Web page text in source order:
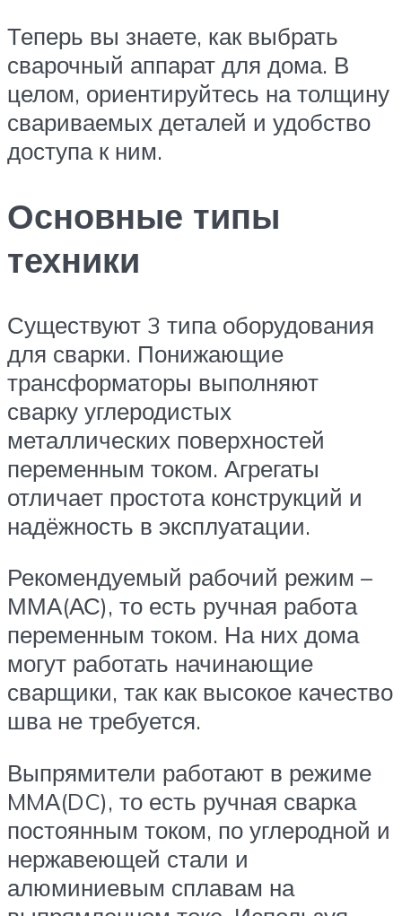
Теперь вы знаете, как выбрать
сварочный аппарат для дома. В
целом, ориентируйтесь на толщину
свариваемых деталей и удобство
доступа к ним.
Основные типы
техники
Существуют 3 типа оборудования
для сварки. Понижающие
трансформаторы выполняют
сварку углеродистых
металлических поверхностей
переменным током. Агрегаты
отличает простота конструкций и
надёжность в эксплуатации.
Рекомендуемый рабочий режим –
ММА(АС), то есть ручная работа
переменным током. На них дома
могут работать начинающие
сварщики, так как высокое качество
шва не требуется.
Выпрямители работают в режиме
MMА(DC), то есть ручная сварка
постоянным током, по углеродной и
нержавеющей стали и
алюминиевым сплавам на